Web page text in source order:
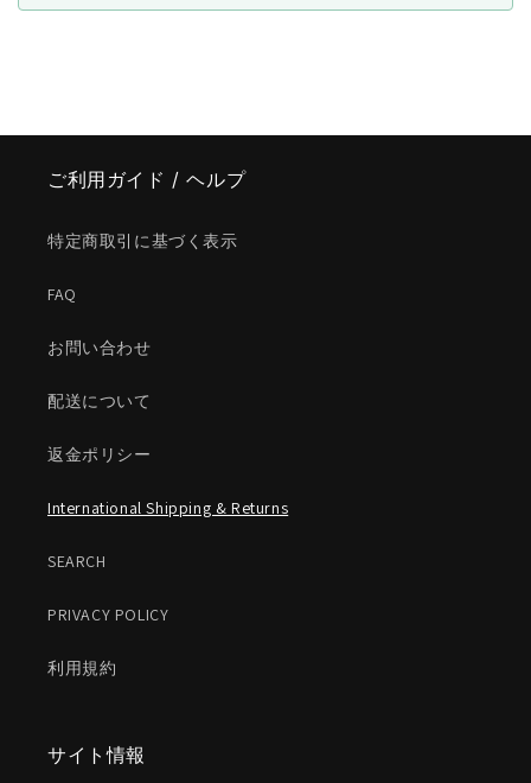
ご利用ガイド / ヘルプ
特定商取引に基づく表示
FAQ
お問い合わせ
配送について
返金ポリシー
International Shipping & Returns
SEARCH
PRIVACY POLICY
利用規約
サイト情報